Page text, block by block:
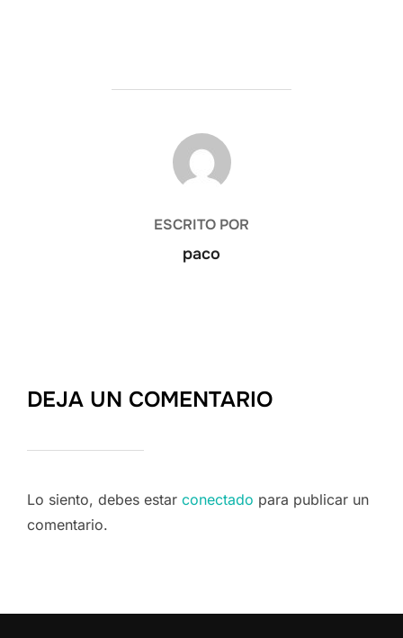
AUTOR DE LA ENTRADA
ESCRITO POR
paco
DEJA UN COMENTARIO
Lo siento, debes estar conectado para publicar un
comentario.